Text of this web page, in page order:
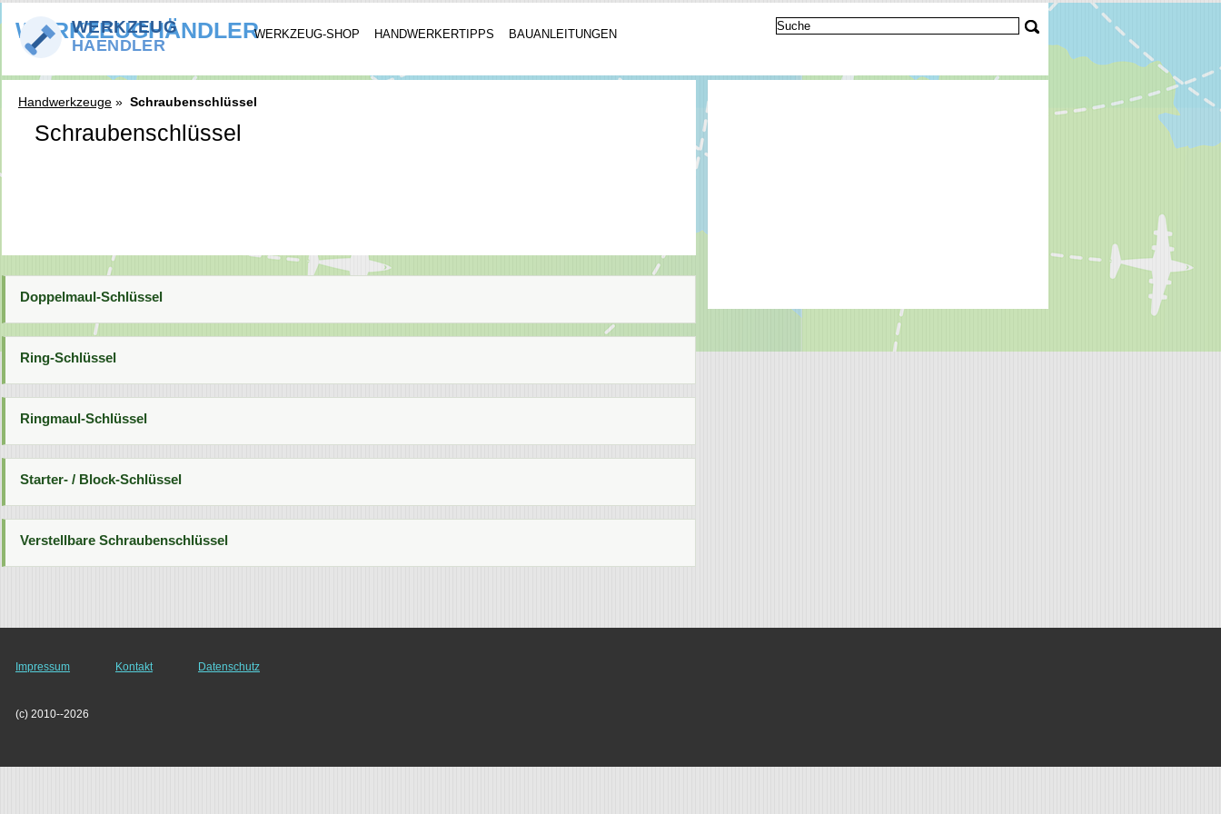
WERKZEUGHÄNDLERWERKZEUG-SHOP HANDWERKERTIPPS BAUANLEITUNGEN
Handwerkzeuge » Schraubenschlüssel
Schraubenschlüssel
Doppelmaul-Schlüssel
Ring-Schlüssel
Ringmaul-Schlüssel
Starter- / Block-Schlüssel
Verstellbare Schraubenschlüssel
Impressum Kontakt Datenschutz
(c) 2010--2026